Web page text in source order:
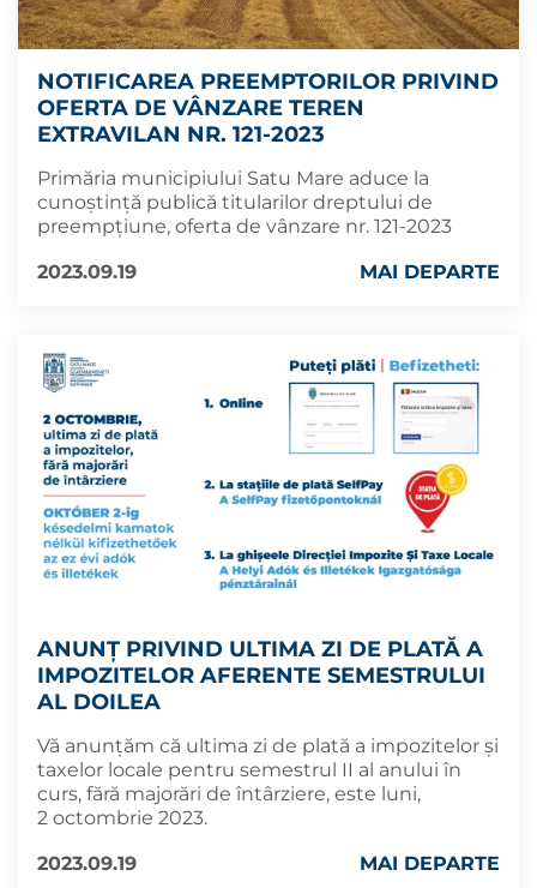
NOTIFICAREA PREEMPTORILOR PRIVIND
OFERTA DE VÂNZARE TEREN
EXTRAVILAN NR. 121-2023
Primăria municipiului Satu Mare aduce la
cunoștință publică titularilor dreptului de
preempțiune, oferta de vânzare nr. 121-2023
2023.09.19
MAI DEPARTE
ANUNȚ PRIVIND ULTIMA ZI DE PLATĂ A
IMPOZITELOR AFERENTE SEMESTRULUI
AL DOILEA
Vă anunțăm că ultima zi de plată a impozitelor și
taxelor locale pentru semestrul II al anului în
curs, fără majorări de întârziere, este luni,
2 octombrie 2023.
2023.09.19
MAI DEPARTE